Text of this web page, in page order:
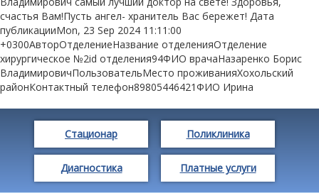
счастья Вам!Пусть ангел- хранитель Вас бережет! Дата
публикацииMon, 23 Sep 2024 11:11:00
+0300АвторОтделениеНазвание отделенияОтделение
хирургическое №2id отделения94ФИО врачаНазаренко Борис
ВладимировичПользовательМесто проживанияХохольский
районКонтактный телефон89805446421ФИО Ирина
Стационар Поликлиника
Диагностика Платные услуги